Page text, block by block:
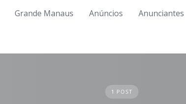
Grande Manaus Anúncios Anunciantes
1 POST